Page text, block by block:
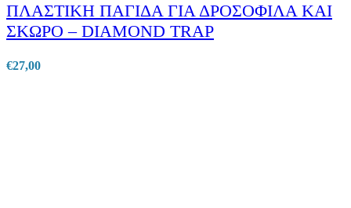
ΠΛΑΣΤΙΚΗ ΠΑΓΙΔΑ ΓΙΑ ΔΡΟΣΟΦΙΛΑ ΚΑΙ
ΣΚΩΡΟ – DIAMOND TRAP
€27,00